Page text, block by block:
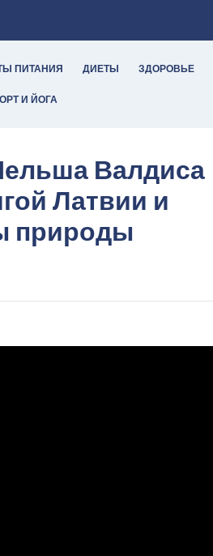
ПИТАНИЯ ДИЕТЫ ЗДОРОВЬЕ
И ЙОГА
Валдиса
Латвии и
природы